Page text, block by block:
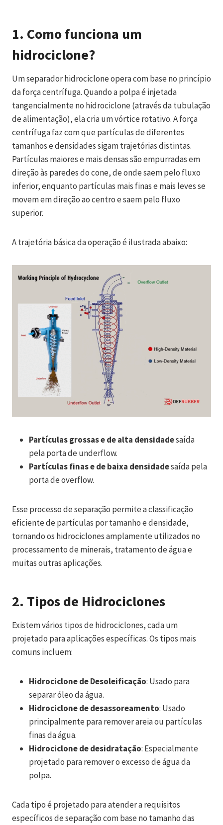
1. Como funciona um
hidrociclone?
Um separador hidrociclone opera com base no princípio
da força centrífuga. Quando a polpa é injetada
tangencialmente no hidrociclone (através da tubulação
de alimentação), ela cria um vórtice rotativo. A força
centrífuga faz com que partículas de diferentes
tamanhos e densidades sigam trajetórias distintas.
Partículas maiores e mais densas são empurradas em
direção às paredes do cone, de onde saem pelo fluxo
inferior, enquanto partículas mais finas e mais leves se
movem em direção ao centro e saem pelo fluxo
superior.
A trajetória básica da operação é ilustrada abaixo:
Partículas grossas e de alta densidadesaída
pela porta de underflow.
Partículas finas e de baixa densidadesaída pela
porta de overflow.
Esse processo de separação permite a classificação
eficiente de partículas por tamanho e densidade,
tornando os hidrociclones amplamente utilizados no
processamento de minerais, tratamento de água e
muitas outras aplicações.
2. Tipos de Hidrociclones
Existem vários tipos de hidrociclones, cada um
projetado para aplicações específicas. Os tipos mais
comuns incluem:
Hidrociclone de Desoleificação: Usado para
separar óleo da água.
Hidrociclone de desassoreamento: Usado
principalmente para remover areia ou partículas
finas da água.
Hidrociclone de desidratação: Especialmente
projetado para remover o excesso de água da
polpa.
Cada tipo é projetado para atender a requisitos
específicos de separação com base no tamanho das